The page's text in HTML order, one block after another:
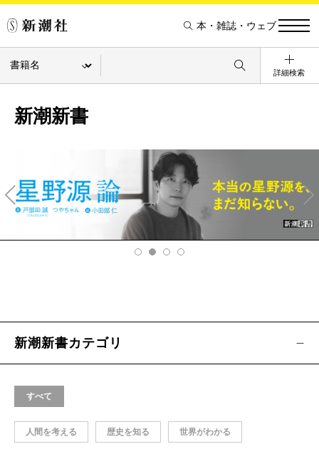
本・雑誌・ウェブ
詳細検索
新潮新書
v
Ne
xt
新潮新書カテゴリ
すべて
人間を考える 歴史を知る 世界がわかる